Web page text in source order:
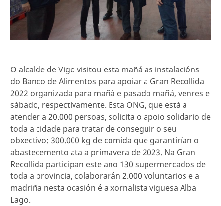
O alcalde de Vigo visitou esta mañá as instalacións
do Banco de Alimentos para apoiar a Gran Recollida
2022 organizada para mañá e pasado mañá, venres e
sábado, respectivamente. Esta ONG, que está a
atender a 20.000 persoas, solicita o apoio solidario de
toda a cidade para tratar de conseguir o seu
obxectivo: 300.000 kg de comida que garantirían o
abastecemento ata a primavera de 2023. Na Gran
Recollida participan este ano 130 supermercados de
toda a provincia, colaborarán 2.000 voluntarios e a
madriña nesta ocasión é a xornalista viguesa Alba
Lago.